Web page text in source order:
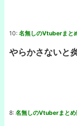
10: 名無しのVtuberまと
やらかさないと
8: 名無しのVtuberまとめ